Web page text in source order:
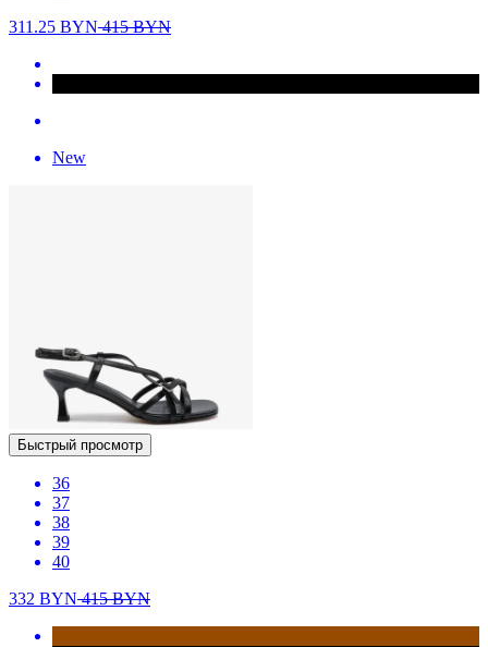
311.25 BYN415BYN
New
Быстрый просмотр
36
37
38
39
40
332 BYN415BYN